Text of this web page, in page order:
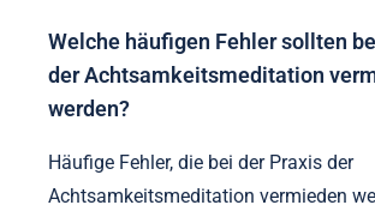
Welche häufigen Fehler sollten
der Achtsamkeitsmeditation
werden?
Häufige Fehler, die bei der Praxis der
Achtsamkeitsmeditation vermieden